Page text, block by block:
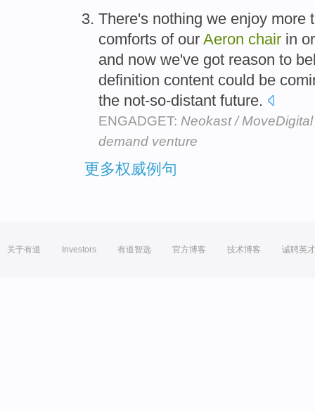
There's nothing we enjoy more
comforts of our Aeron chair in
and now we've got reason to
definition content could be
the not-so-distant future.
ENGADGET: Neokast /
demand venture
更多权威例句
关于有道 Investors 有道智选 官方博客 技术博客 诚聘英才